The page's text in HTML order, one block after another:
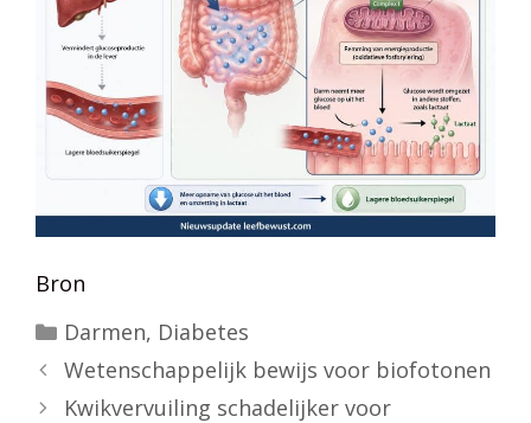
Bron
Categorieën
Darmen, Diabetes
Wetenschappelijk bewijs voor biofotonen
Kwikvervuiling schadelijker voor